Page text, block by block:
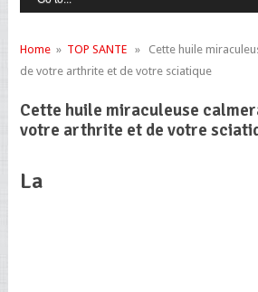
Home» TOP SANTE» Cette huile
de votre arthrite et de votre sciatique
Cette huile miraculeuse
votre arthrite et de votre
La